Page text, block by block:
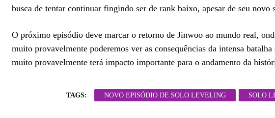
busca de tentar continuar fingindo ser de rank baixo, apesar de seu novo
O próximo episódio deve marcar o retorno de Jinwoo ao mundo real,
muito provavelmente poderemos ver as consequências da intensa
muito provavelmente terá impacto importante para o andamento da
TAGS: NOVO EPISÓDIO DE SOLO LEVELING SOLO